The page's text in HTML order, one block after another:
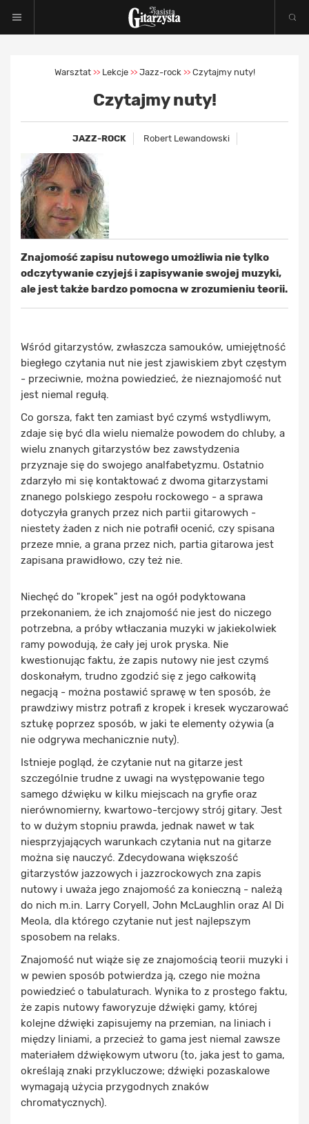
Warsztat >> Lekcje >> Jazz-rock >> Czytajmy nuty!
Czytajmy nuty!
JAZZ-ROCK Robert Lewandowski
Znajomość zapisu nutowego umożliwia nie tylko
odczytywanie czyjejś i zapisywanie swojej muzyki,
ale jest także bardzo pomocna w zrozumieniu teorii.
Wśród gitarzystów, zwłaszcza samouków, umiejętność
biegłego czytania nut nie jest zjawiskiem zbyt częstym
- przeciwnie, można powiedzieć, że nieznajomość nut
jest niemal regułą.
Co gorsza, fakt ten zamiast być czymś wstydliwym,
zdaje się być dla wielu niemalże powodem do chluby, a
wielu znanych gitarzystów bez zawstydzenia
przyznaje się do swojego analfabetyzmu. Ostatnio
zdarzyło mi się kontaktować z dwoma gitarzystami
znanego polskiego zespołu rockowego - a sprawa
dotyczyła granych przez nich partii gitarowych -
niestety żaden z nich nie potrafił ocenić, czy spisana
przeze mnie, a grana przez nich, partia gitarowa jest
zapisana prawidłowo, czy też nie.
Niechęć do "kropek" jest na ogół podyktowana
przekonaniem, że ich znajomość nie jest do niczego
potrzebna, a próby wtłaczania muzyki w jakiekolwiek
ramy powodują, że cały jej urok pryska. Nie
kwestionując faktu, że zapis nutowy nie jest czymś
doskonałym, trudno zgodzić się z jego całkowitą
negacją - można postawić sprawę w ten sposób, że
prawdziwy mistrz potrafi z kropek i kresek wyczarować
sztukę poprzez sposób, w jaki te elementy ożywia (a
nie odgrywa mechanicznie nuty).
Istnieje pogląd, że czytanie nut na gitarze jest
szczególnie trudne z uwagi na występowanie tego
samego dźwięku w kilku miejscach na gryfie oraz
nierównomierny, kwartowo-tercjowy strój gitary. Jest
to w dużym stopniu prawda, jednak nawet w tak
niesprzyjających warunkach czytania nut na gitarze
można się nauczyć. Zdecydowana większość
gitarzystów jazzowych i jazzrockowych zna zapis
nutowy i uważa jego znajomość za konieczną - należą
do nich m.in. Larry Coryell, John McLaughlin oraz Al Di
Meola, dla którego czytanie nut jest najlepszym
sposobem na relaks.
Znajomość nut wiąże się ze znajomością teorii muzyki i
w pewien sposób potwierdza ją, czego nie można
powiedzieć o tabulaturach. Wynika to z prostego faktu,
że zapis nutowy faworyzuje dźwięki gamy, której
kolejne dźwięki zapisujemy na przemian, na liniach i
między liniami, a przecież to gama jest niemal zawsze
materiałem dźwiękowym utworu (to, jaka jest to gama,
określają znaki przykluczowe; dźwięki pozaskalowe
wymagają użycia przygodnych znaków
chromatycznych).